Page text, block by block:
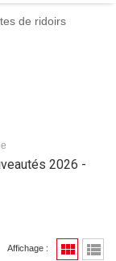
de ridoirs
2026 -
Affichage : view_module view_list